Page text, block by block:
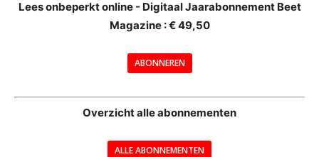
Lees onbeperkt online - Digitaal Jaarabonnement Beet
Magazine : € 49,50
ABONNEREN
Overzicht alle abonnementen
ALLE ABONNEMENTEN